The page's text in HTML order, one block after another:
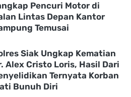
Pencuri Motor di
Lintas Depan Kantor
Temusai
Siak Ungkap Kematian
Alex Cristo Loris, Hasil Dari
Ternyata Korban
Bunuh Diri